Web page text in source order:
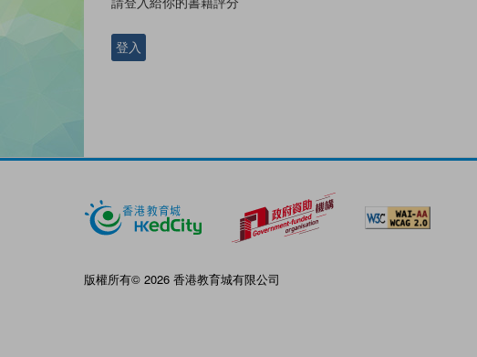
登入
版權所有© 2026 香港教育城有限公司